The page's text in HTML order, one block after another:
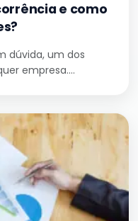
e como
dúvida, um dos
empresa.…